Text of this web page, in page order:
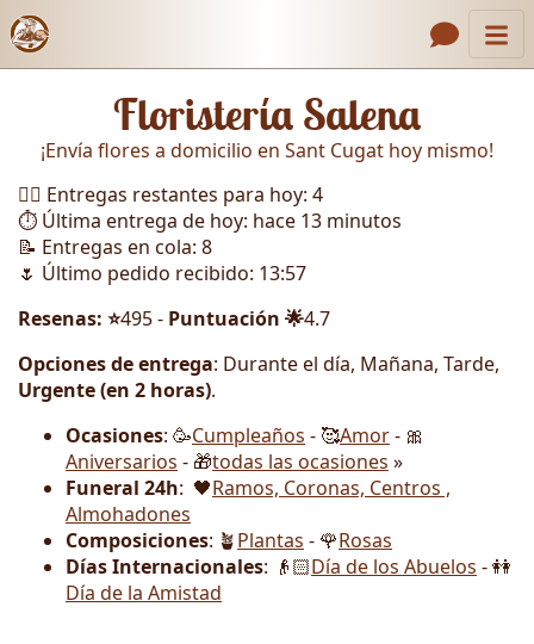
Enlaces de encabezado
Contacto
Galería
Cómo Hacer un Pedido
Llámanos
Floristería Salena
¡Envía flores a domicilio en Sant Cugat hoy mismo!
🏃‍♂️ Entregas restantes para hoy: 4
⏱️ Última entrega de hoy: hace 13 minutos
📝 Entregas en cola: 8
🌷 Último pedido recibido: 13:57
Resenas: ⭐495 - Puntuación 🌟4.7
Opciones de entrega: Durante el día, Mañana, Tarde,
Urgente (en 2 horas).
Ocasiones: 🥳Cumpleaños - 🥰Amor- 🎀
Aniversarios - 🎁todas las ocasiones »
Funeral 24h: 🖤Ramos, Coronas, Centros ,
Almohadones
Composiciones: 🪴Plantas - 🌹Rosas
Días Internacionales: 👴🏻Día de los Abuelos - 👭
Día de la Amistad